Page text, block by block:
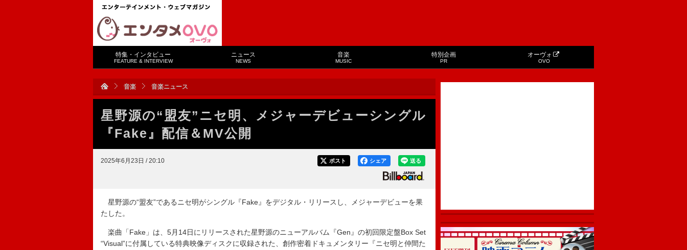
特集・インタビュー
FEATURE & INTERVIEW
ニュース
NEWS
音楽
MUSIC
特別企画
PR
オーヴォ
OVO
音楽 音楽ニュース
星野源の“盟友”ニセ明、メジャーデビューシングル
『Fake』配信＆MV公開
2025年6月23日 / 20:10 送る
シェア
ポスト
星野源の“盟友”であるニセ明がシングル『Fake』をデジタル・リリースし、メジャーデビューを果
たした。
楽曲「Fake」は、5月14日にリリースされた星野源のニューアルバム『Gen』の初回限定盤Box Set
“Visual”に付属している特典映像ディスクに収録された、創作密着ドキュメンタリー『ニセ明と仲間た